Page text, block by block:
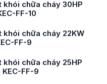
khói chữa cháy 30HP
FF-10
khói chữa cháy 22KW
FF-9
khói chữa cháy 25HP
KEC-FF-9